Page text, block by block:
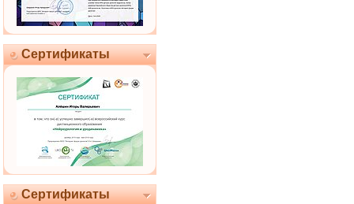
Сертификаты
Сертификаты